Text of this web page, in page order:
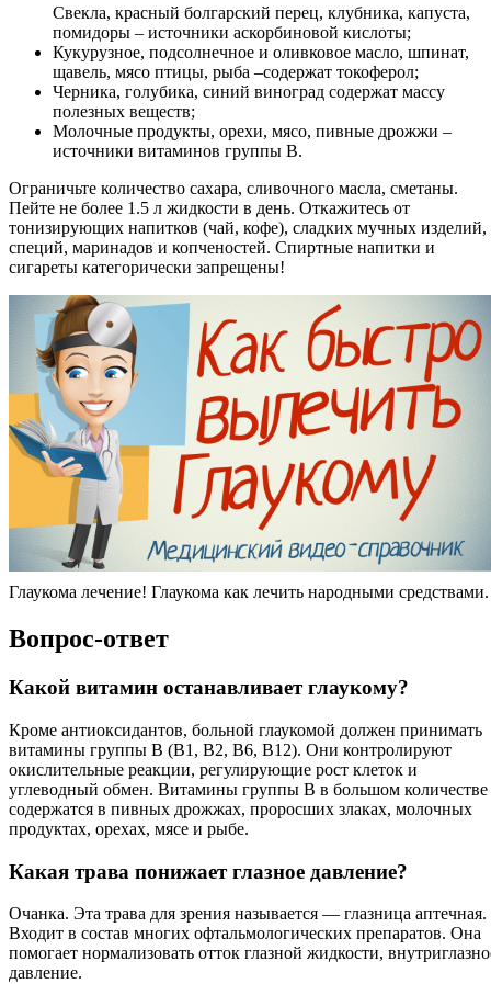
Свекла, красный болгарский перец, клубника, капуста,
помидоры – источники аскорбиновой кислоты;
Кукурузное, подсолнечное и оливковое масло, шпинат,
щавель, мясо птицы, рыба –содержат токоферол;
Черника, голубика, синий виноград содержат массу
полезных веществ;
Молочные продукты, орехи, мясо, пивные дрожжи –
источники витаминов группы В.
Ограничьте количество сахара, сливочного масла, сметаны.
Пейте не более 1.5 л жидкости в день. Откажитесь от
тонизирующих напитков (чай, кофе), сладких мучных изделий,
специй, маринадов и копченостей. Спиртные напитки и
сигареты категорически запрещены!
Глаукома лечение! Глаукома как лечить народными средствами.
Вопрос-ответ
Какой витамин останавливает глаукому?
Кроме антиоксидантов, больной глаукомой должен принимать
витамины группы В (В1, В2, В6, В12). Они контролируют
окислительные реакции, регулирующие рост клеток и
углеводный обмен. Витамины группы В в большом количестве
содержатся в пивных дрожжах, проросших злаках, молочных
продуктах, орехах, мясе и рыбе.
Какая трава понижает глазное давление?
Очанка. Эта трава для зрения называется — глазница аптечная.
Входит в состав многих офтальмологических препаратов. Она
помогает нормализовать отток глазной жидкости,
давление.